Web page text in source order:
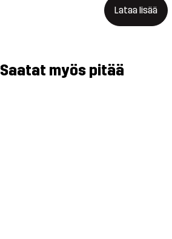
Lataa lisää
Saatat myös pitää